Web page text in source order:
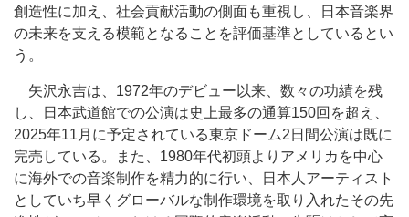
創造性に加え、社会貢献活動の側面も重視し、日本音楽界
の未来を支える模範となることを評価基準としているとい
う。
矢沢永吉は、1972年のデビュー以来、数々の功績を残
し、日本武道館での公演は史上最多の通算150回を超え、
2025年11月に予定されている東京ドーム2日間公演は既に
完売している。また、1980年代初頭よりアメリカを中心
に海外での音楽制作を精力的に行い、日本人アーティスト
としていち早くグローバルな制作環境を取り入れたその先